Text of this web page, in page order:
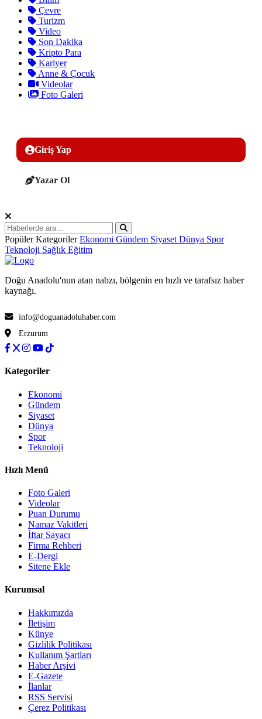
Çevre
Turizm
Video
Son Dakika
Kripto Para
Kariyer
Anne & Çocuk
Videolar
Foto Galeri
Giriş Yap
Yazar Ol
Popüler Kategoriler Ekonomi Gündem Siyaset Dünya Spor
Teknoloji Sağlık Eğitim
Doğu Anadolu'nun atan nabzı, bölgenin en hızlı ve tarafsız haber
kaynağı.
info@doguanadoluhaber.com
Erzurum
Kategoriler
Ekonomi
Gündem
Siyaset
Dünya
Spor
Teknoloji
Hızlı Menü
Foto Galeri
Videolar
Puan Durumu
Namaz Vakitleri
İftar Sayacı
Firma Rehberi
E-Dergi
Sitene Ekle
Kurumsal
Hakkımızda
İletişim
Künye
Gizlilik Politikası
Kullanım Şartları
Haber Arşivi
E-Gazete
İlanlar
RSS Servisi
Çerez Politikası